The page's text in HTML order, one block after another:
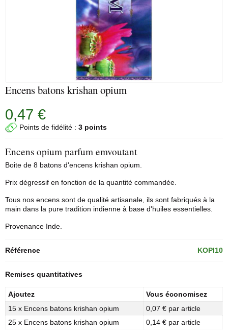
Encens batons krishan opium
0,47 €
Points de fidélité : 3 points
Encens opium parfum emvoutant
Boite de 8 batons d'encens krishan opium.
Prix dégressif en fonction de la quantité commandée.
Tous nos encens sont de qualité artisanale, ils sont fabriqués à la
main dans la pure tradition indienne à base d'huiles essentielles.
Provenance Inde.
Référence KOPI10
Remises quantitatives
Ajoutez
Vous économisez
15 x Encens batons krishan opium
0,07 € par article
25 x Encens batons krishan opium
0,14 € par article